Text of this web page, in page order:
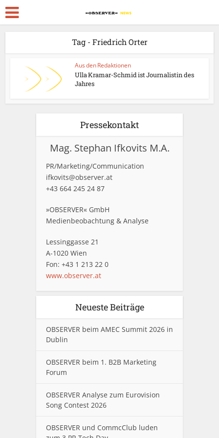
Tag - Friedrich Orter
Aus den Redaktionen
Ulla Kramar-Schmid ist Journalistin des
Jahres
Pressekontakt
Mag. Stephan Ifkovits M.A.
PR/Marketing/Communication
ifkovits@observer.at
+43 664 245 24 87
»OBSERVER« GmbH
Medienbeobachtung & Analyse
Lessinggasse 21
A-1020 Wien
Fon: +43 1 213 22 0
www.observer.at
Neueste Beiträge
OBSERVER beim AMEC Summit 2026 in
Dublin
OBSERVER beim 1. B2B Marketing
Forum
OBSERVER Analyse zum Eurovision
Song Contest 2026
OBSERVER und CommcClub luden